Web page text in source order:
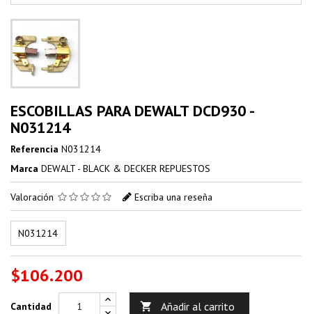
ESCOBILLAS PARA DEWALT DCD930 -
N031214
Referencia N031214
Marca DEWALT - BLACK & DECKER REPUESTOS
Valoración Escriba una reseña
N031214
$106.200
Cantidad  Añadir al carrito